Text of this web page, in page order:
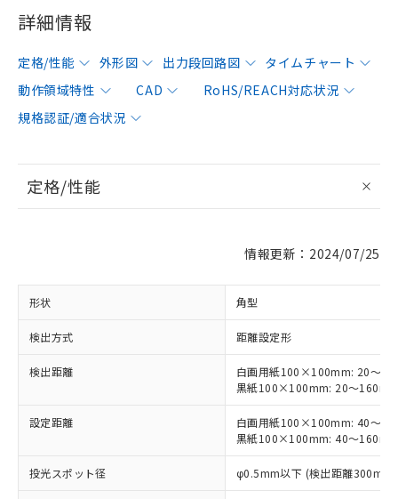
詳細情報
定格/性能 外形図 出力段回路図
タイムチャート
動作領域特性
CAD
RoHS/REACH対応状況
規格認証/適合状況
定格/性能
情報更新：2024/07/25
形状 角型
検出方式 距離設定形
検出距離
白画用紙100×100mm: 20～
黒紙100×100mm: 20～
設定距離
白画用紙100×100mm: 40～
黒紙100×100mm: 40～
投光スポット径 φ0.5mm以下 (検出距離300mm)